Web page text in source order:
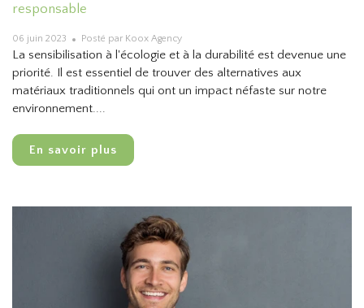
responsable
06 juin 2023 Posté par Koox Agency
La sensibilisation à l'écologie et à la durabilité est devenue une
priorité. Il est essentiel de trouver des alternatives aux
matériaux traditionnels qui ont un impact néfaste sur notre
environnement....
En savoir plus